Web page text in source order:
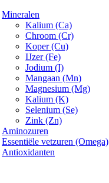
Mineralen
Kalium (Ca)
Chroom (Cr)
Koper (Cu)
IJzer (Fe)
Jodium (I)
Mangaan (Mn)
Magnesium (Mg)
Kalium (K)
Selenium (Se)
Zink (Zn)
Aminozuren
Essentiële vetzuren (Omega)
Antioxidanten